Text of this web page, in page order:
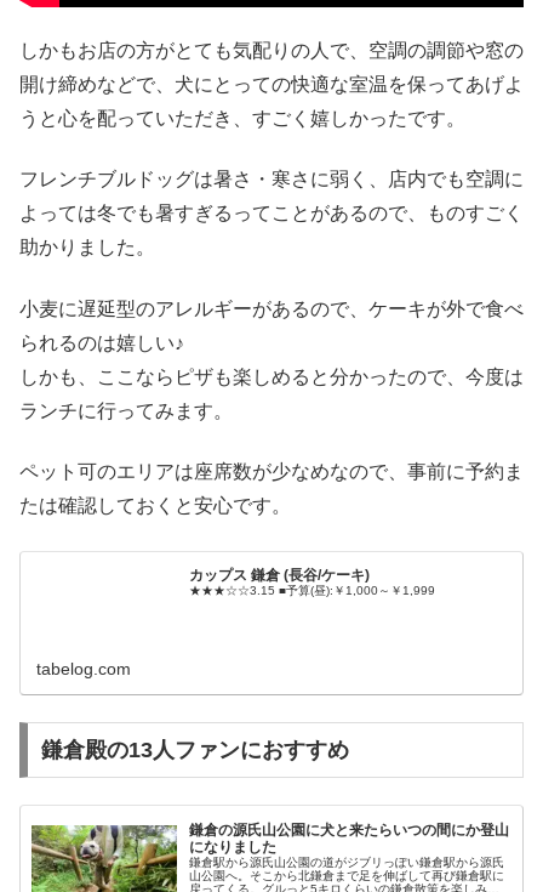
しかもお店の方がとても気配りの人で、空調の調節や窓の
開け締めなどで、犬にとっての快適な室温を保ってあげよ
うと心を配っていただき、すごく嬉しかったです。
フレンチブルドッグは暑さ・寒さに弱く、店内でも空調に
よっては冬でも暑すぎるってことがあるので、ものすごく
助かりました。
小麦に遅延型のアレルギーがあるので、ケーキが外で食べ
られるのは嬉しい♪
しかも、ここならピザも楽しめると分かったので、今度は
ランチに行ってみます。
ペット可のエリアは座席数が少なめなので、事前に予約ま
たは確認しておくと安心です。
カップス 鎌倉 (長谷/ケーキ)
★★★☆☆3.15 ■予算(昼):￥1,000～￥1,999
tabelog.com
鎌倉殿の13人ファンにおすすめ
鎌倉の源氏山公園に犬と来たらいつの間にか登山
になりました
鎌倉駅から源氏山公園の道がジブリっぽい鎌倉駅から源氏
山公園へ。そこから北鎌倉まで足を伸ばして再び鎌倉駅に
戻ってくる。グルっと5キロくらいの鎌倉散策を楽しみ